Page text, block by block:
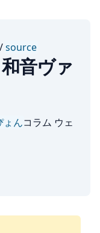
/source
音ヴァ
ょんコラム ウェ